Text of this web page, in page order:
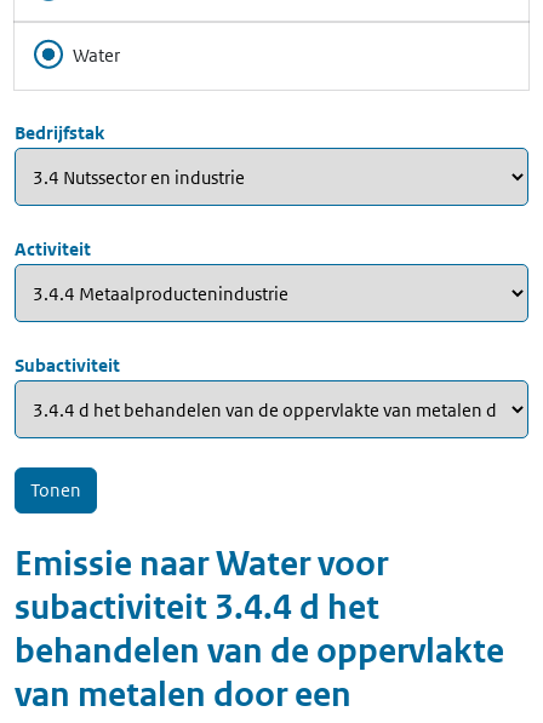
Water
Bedrijfstak
Activiteit
Subactiviteit
Emissie naarWatervoor
subactiviteit 3.4.4 d het
behandelen van de oppervlakte
van metalen door een